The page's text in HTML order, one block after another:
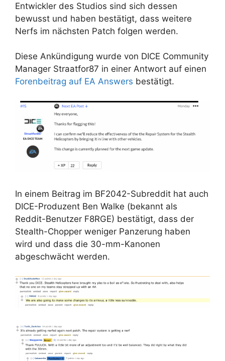
Entwickler des Studios sind sich dessen
bewusst und haben bestätigt, dass weitere
Nerfs im nächsten Patch folgen werden.
Diese Ankündigung wurde von DICE Community
Manager Straatfor87 in einer Antwort auf einen
Forenbeitrag auf EA Answers bestätigt.
In einem Beitrag im BF2042-Subreddit hat auch
DICE-Produzent Ben Walke (bekannt als
Reddit-Benutzer F8RGE) bestätigt, dass der
Stealth-Chopper weniger Panzerung haben
wird und dass die 30-mm-Kanonen
abgeschwächt werden.